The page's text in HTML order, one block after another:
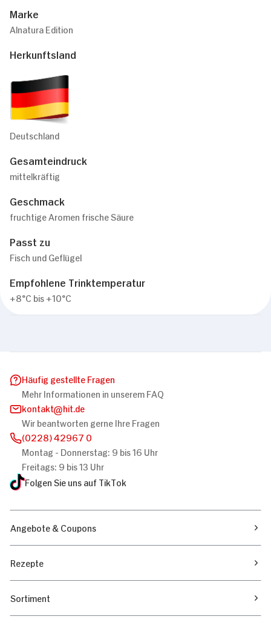
Marke
Alnatura Edition
Herkunftsland
Deutschland
Gesamteindruck
mittelkräftig
Geschmack
fruchtige Aromen frische Säure
Passt zu
Fisch und Geflügel
Empfohlene Trinktemperatur
+8°C bis +10°C
Häufig gestellte Fragen
Mehr Informationen in unserem FAQ
kontakt
hit.de
Wir beantworten gerne Ihre Fragen
(0228) 42967 0
Montag - Donnerstag: 9 bis 16 Uhr
Freitags: 9 bis 13 Uhr
Folgen Sie uns auf TikTok
Angebote & Coupons
Rezepte
Sortiment